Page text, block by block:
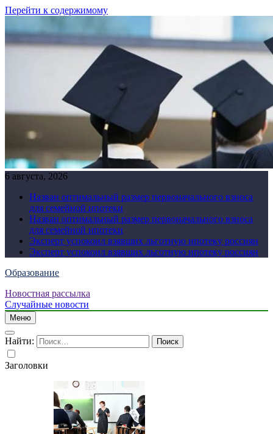
Перейти к содержимому
6 августа, 2026
Назван оптимальный размер первоначального взноса
для семейной ипотеки
Назван оптимальный размер первоначального взноса
для семейной ипотеки
Эксперт успокоил взявших льготную ипотеку россиян
Эксперт успокоил взявших льготную ипотеку россиян
Образование
Новостная рассылка
Случайные новости
Меню
Найти:
Заголовки